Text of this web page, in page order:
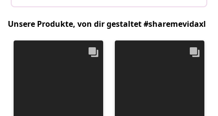
Unsere Produkte, von dir gestaltet #sharemevidaxl